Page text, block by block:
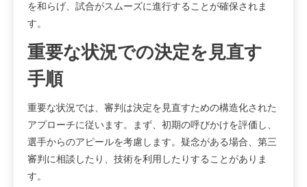
を和らげ、試合がスムーズに進行することが確保されま
す。
重要な状況での決定を見直す
手順
重要な状況では、審判は決定を見直すための構造化された
アプローチに従います。まず、初期の呼びかけを評価し、
選手からのアピールを考慮します。疑念がある場合、第三
審判に相談したり、技術を利用したりすることがありま
す。